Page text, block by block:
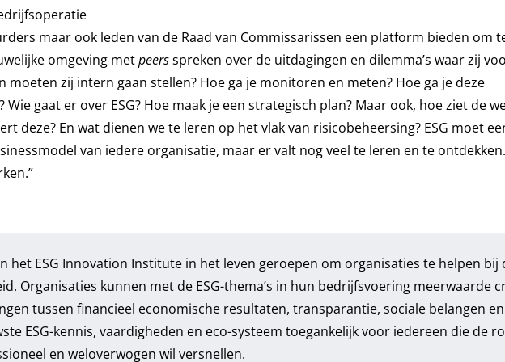
maar ook leden van de Raad van Commissarissen een platform bieden om
omgeving metpeersspreken over de uitdagingen en dilemma’s waar zij
moeten zij intern gaan stellen? Hoe ga je monitoren en meten? Hoe ga je deze
gaat er over ESG? Hoe maak je een strategisch plan? Maar ook, hoe ziet de
deze? En wat dienen we te leren op het vlak van risicobeheersing? ESG moet
van iedere organisatie, maar er valt nog veel te leren en te
het ESG Innovation Institutein het leven geroepen om organisaties te helpen bij
Organisaties kunnen met de ESG-thema’s in hun bedrijfsvoering meerwaarde
tussen financieel economische resultaten, transparantie, sociale belangen
ESG-kennis, vaardigheden en eco-systeem toegankelijk voor iedereen die de
en weloverwogen wil versnellen.